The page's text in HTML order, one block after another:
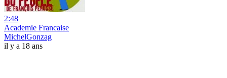
2:48
Academie Francaise
MichelGonzag
il y a 18 ans